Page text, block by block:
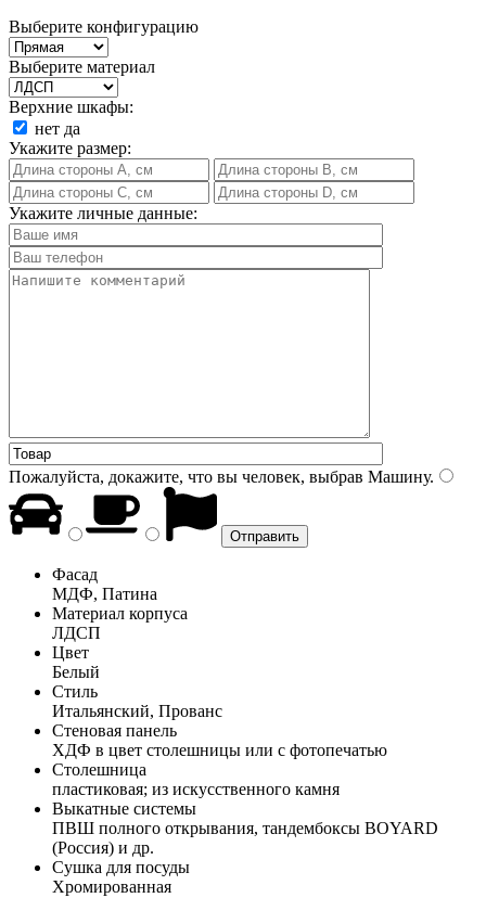
Выберите конфигурацию
Выберите материал
Верхние шкафы:
нет да
Укажите размер:
Укажите личные данные:
Пожалуйста, докажите, что вы человек, выбрав Машину.
Фасад
МДФ, Патина
Материал корпуса
ЛДСП
Цвет
Белый
Стиль
Итальянский, Прованс
Стеновая панель
ХДФ в цвет столешницы или с фотопечатью
Столешница
пластиковая; из искусственного камня
Выкатные системы
ПВШ полного открывания, тандембоксы BOYARD
(Россия) и др.
Сушка для посуды
Хромированная